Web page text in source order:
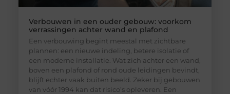
Verbouwen in een ouder gebouw: voorkom
verrassingen achter wand en plafond
Een verbouwing begint meestal met zichtbare
plannen: een nieuwe indeling, betere isolatie of
een moderne installatie. Wat zich achter een wand,
boven een plafond of rond oude leidingen bevindt,
blijft echter vaak buiten beeld. Zeker bij gebouwen
van vóór 1994 kan dat risico’s opleveren. Een